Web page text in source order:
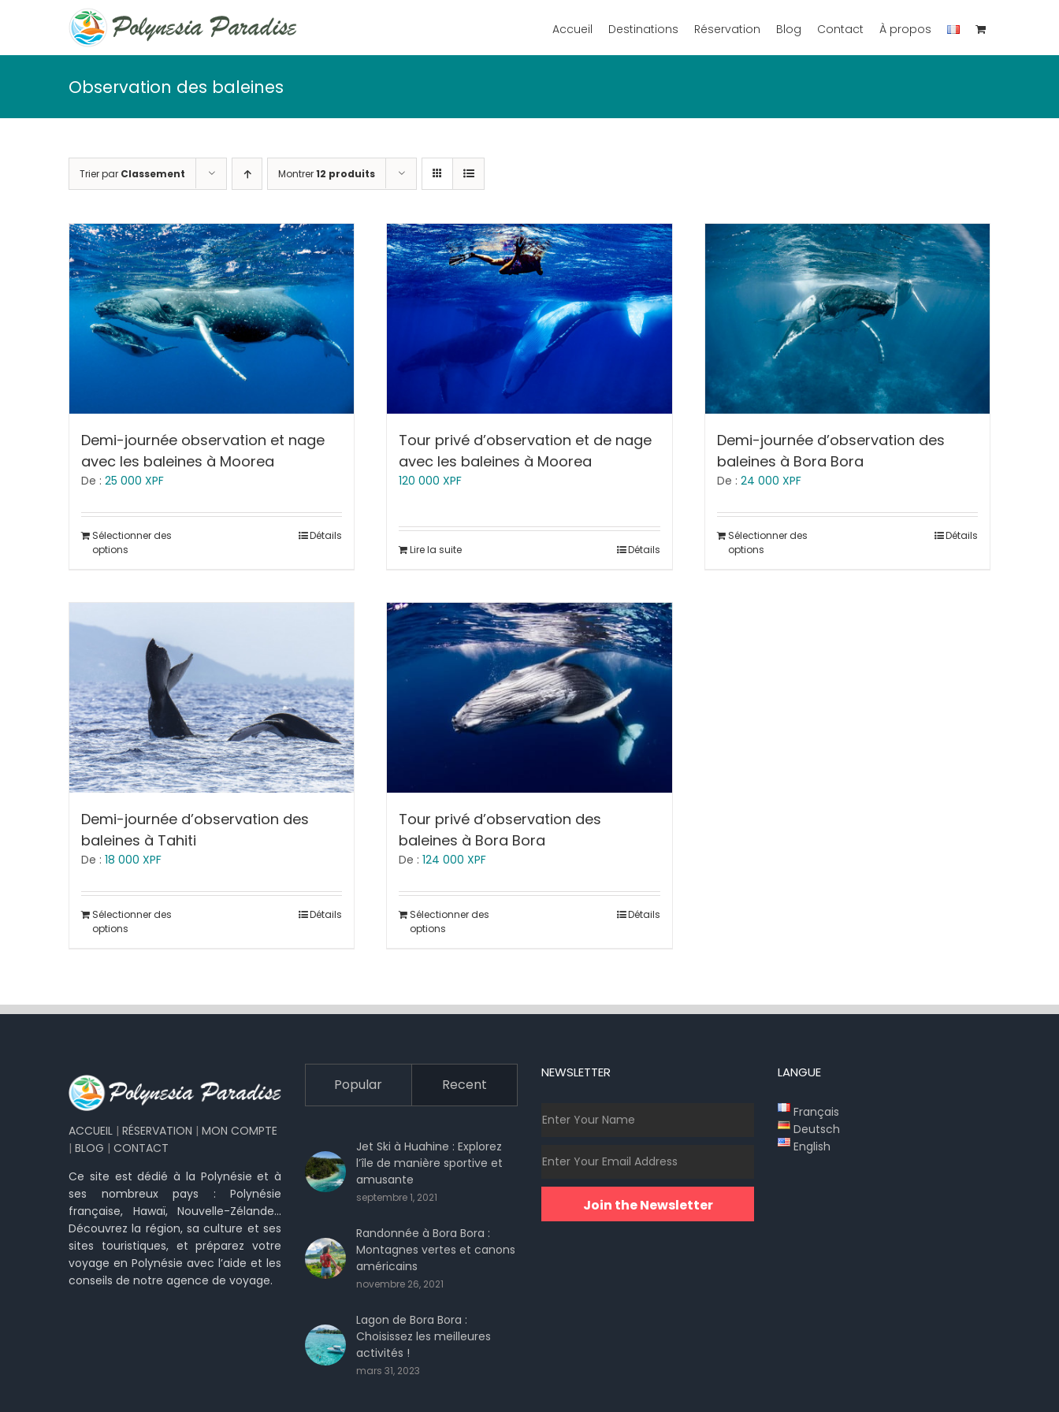
Accueil Destinations Réservation Blog Contact À propos
Observation des baleines
Trier par Classement Montrer12 produits
Demi-journée observation et nage
avec les baleines à Moorea
De : 25 000 XPF
Sélectionner des
options
Détails
Tour privé d’observation et de nage
avec les baleines à Moorea
120 000XPF
Lire la suite Détails
Demi-journée d’observation des
baleines à Bora Bora
De : 24 000 XPF
Sélectionner des
options
Détails
Demi-journée d’observation des
baleines à Tahiti
De : 18 000 XPF
Sélectionner des
options
Détails
Tour privé d’observation des
baleines à Bora Bora
De :124 000XPF
Sélectionner des
options
Détails
ACCUEIL | RÉSERVATION | MON COMPTE
| BLOG | CONTACT
Ce site est dédié à la Polynésie et à
ses nombreux pays : Polynésie
française, Hawaï, Nouvelle-Zélande…
Découvrez la région, sa culture et ses
sites touristiques, et préparez votre
voyage en Polynésie avec l’aide et les
conseils de notre agence de voyage.
Popular Recent
Jet Ski à Huahine : Explorez
l’île de manière sportive et
amusante
septembre 1, 2021
Randonnée à Bora Bora :
Montagnes vertes et canons
américains
novembre 26, 2021
Lagon de Bora Bora :
Choisissez les meilleures
activités !
mars 31, 2023
NEWSLETTER
Join the Newsletter
LANGUE
Français
Deutsch
English